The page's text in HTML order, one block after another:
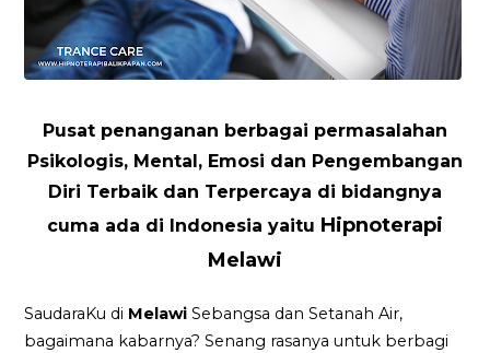
Pusat penanganan berbagai permasalahan
Psikologis, Mental, Emosi dan Pengembangan
Diri Terbaik dan Terpercaya di bidangnya
cuma ada di Indonesia yaitu Hipnoterapi
Melawi
SaudaraKu di Melawi Sebangsa dan Setanah Air,
bagaimana kabarnya? Senang rasanya untuk berbagi